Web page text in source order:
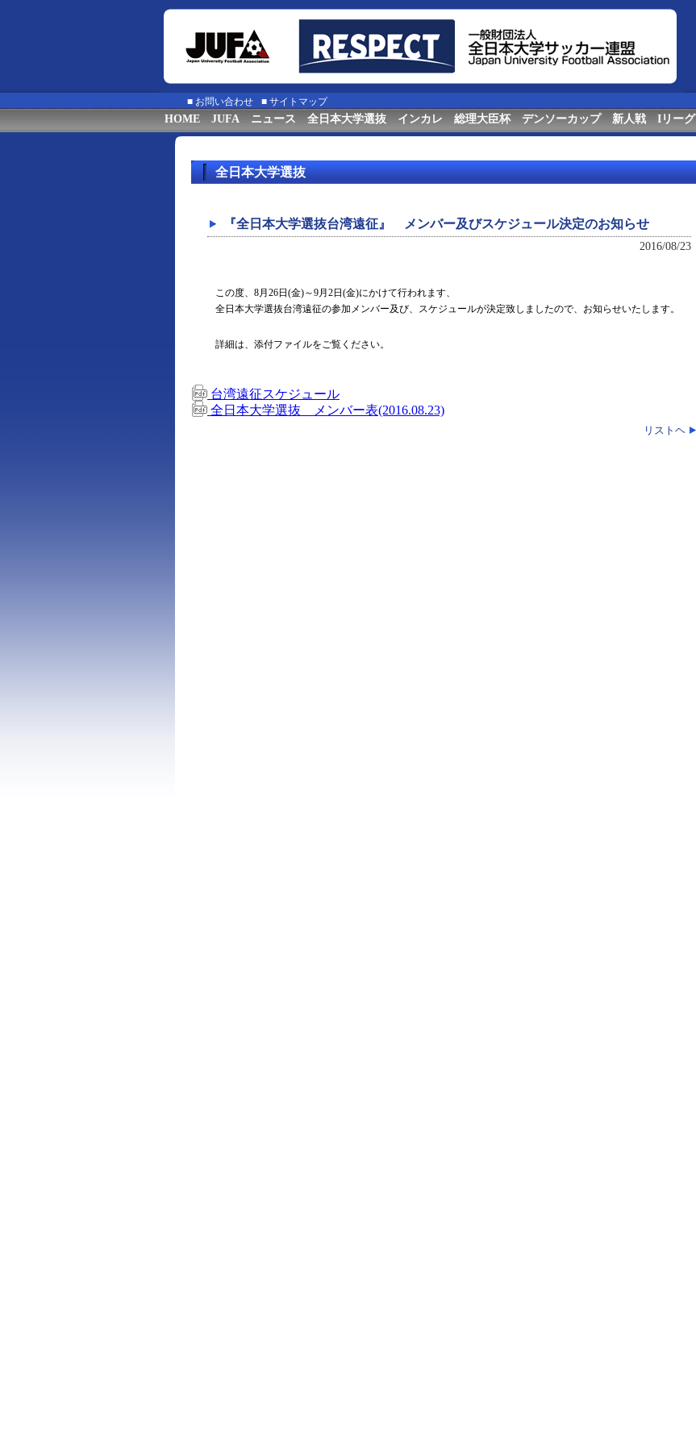
■ お問い合わせ ■ サイトマップ
HOME JUFA ニュース 全日本大学選抜 インカレ 総理大臣杯 デンソーカップ 新人戦 Iリーグ
全日本大学選抜
『全日本大学選抜台湾遠征』 メンバー及びスケジュール決定のお知らせ
2016/08/23
この度、8月26日(金)～9月2日(金)にかけて行われます、
全日本大学選抜台湾遠征の参加メンバー及び、スケジュールが決定致しましたので、お知らせいたします。
詳細は、添付ファイルをご覧ください。
台湾遠征スケジュール
全日本大学選抜 メンバー表(2016.08.23)
リストヘ